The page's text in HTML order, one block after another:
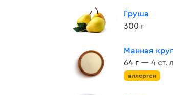
Груша
300 г
Манная
64 г — 4 ст.
аллерген